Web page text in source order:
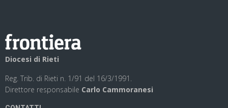
Diocesi di Rieti
Reg. Trib. di Rieti n. 1/91 del 16/3/1991.
Direttore responsabile Carlo Cammoranesi